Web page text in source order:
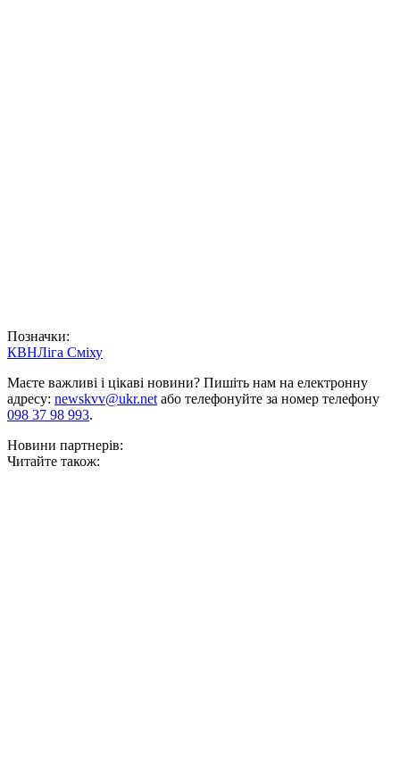
Позначки:
КВНЛіга Сміху
Маєте важливі і цікаві новини? Пишіть нам на електронну
адресу: newskvv@ukr.netабо телефонуйте за номер телефону
098 37 98 993.
Новини партнерів:
Читайте також: